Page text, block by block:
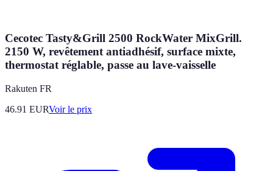
Cecotec Tasty&Grill 2500 RockWater MixGrill.
2150 W, revêtement antiadhésif, surface mixte,
thermostat réglable, passe au lave-vaisselle
Rakuten FR
46.91 EURVoir le prix